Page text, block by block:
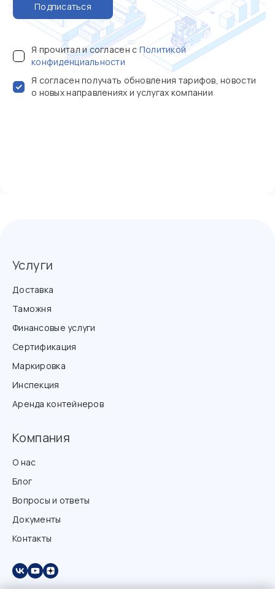
Подписаться
Я прочитал и согласен с Политикой
конфиденциальности
Я согласен получать обновления тарифов, новости
о новых направлениях и услугах компании
Услуги
Доставка
Таможня
Финансовые услуги
Сертификация
Маркировка
Инспекция
Аренда контейнеров
Компания
О нас
Блог
Вопросы и ответы
Документы
Контакты